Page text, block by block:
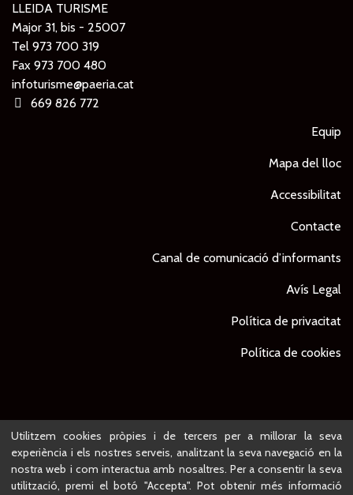
LLEIDA TURISME
Major 31, bis - 25007
Tel 973 700 319
Fax 973 700 480
infoturisme@paeria.cat
669 826 772
Equip
Mapa del lloc
Accessibilitat
Contacte
Canal de comunicació d’informants
Avís Legal
Política de privacitat
Política de cookies
© Ajuntament de Lleida - Projecte desenvolupat per
Utilitzem cookies pròpies i de tercers per a millorar la seva
experiència i els nostres serveis, analitzant la seva navegació en la
nostra web i com interactua amb nosaltres. Per a consentir la seva
utilització, premi el botó "Accepta". Pot obtenir més informació